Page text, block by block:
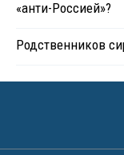
«анти-Россией»?
Родственников